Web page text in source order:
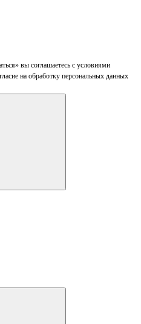
вы соглашаетесь с условиями
на обработку персональных данных